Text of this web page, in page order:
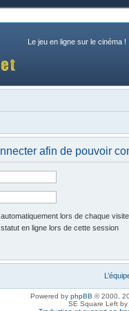
Le jeu en ligne sur le cinéma !
afin de pouvoir
lors de chaque visite
en ligne lors de cette session
Powered by phpBB © 2000,
SE Square Left by